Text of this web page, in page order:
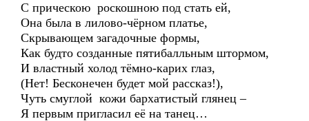
С прическою роскошною под стать ей,
Она была в лилово-чёрном платье,
Скрывающем загадочные формы,
Как будто созданные пятибалльным штормом,
И властный холод тёмно-карих глаз,
(Нет! Бесконечен будет мой рассказ!),
Чуть смуглой кожи бархатистый глянец –
Я первым пригласил её на танец…